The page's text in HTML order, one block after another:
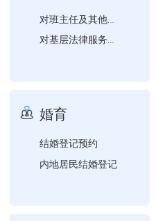
对班主任及其他德育工作先...
对基层法律服务所、基层法...
婚育
结婚登记预约
内地居民结婚登记